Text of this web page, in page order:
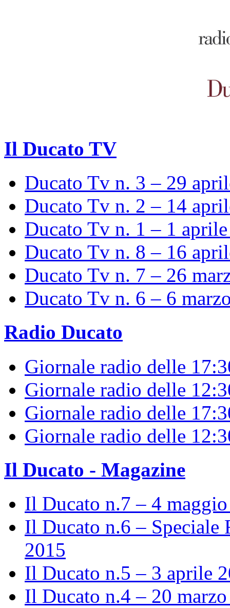
Il Ducato TV
Ducato Tv n. 3 – 29
Ducato Tv n. 2 – 14
Ducato Tv n. 1 – 1
Ducato Tv n. 8 – 16
Ducato Tv n. 7 – 26
Ducato Tv n. 6 – 6
Radio Ducato
Giornale radio delle
Giornale radio delle
Giornale radio delle
Giornale radio delle
Il Ducato - Magazine
Il Ducato n.7 – 4
Il Ducato n.6 – Speciale
2015
Il Ducato n.5 – 3 aprile
Il Ducato n.4 – 20